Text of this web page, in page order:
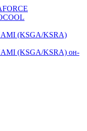
(KSGA/KSRA)
(KSGA/KSRA) он-